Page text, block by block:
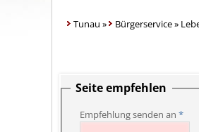
Tunau » Bürgerservice»
Seite empfehlen
Empfehlung senden an *